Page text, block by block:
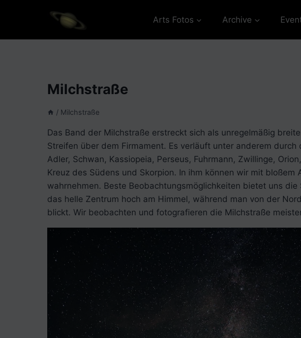
Arts Fotos Archive
Milchstraße
/ Milchstraße
Das Band der Milchstraße erstreckt sich als unregelmäßig
Streifen über dem Firmament. Es verläuft unter anderem durch
Adler, Schwan, Kassiopeia, Perseus, Fuhrmann, Zwillinge,
Kreuz des Südens und Skorpion. In ihm können wir mit bloßem
wahrnehmen. Beste Beobachtungsmöglichkeiten bietet uns
das helle Zentrum hoch am Himmel, während man von der
blickt. Wir beobachten und fotografieren die Milchstraße